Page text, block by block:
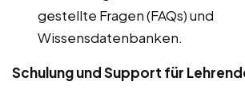
gestellte Fragen (FAQs) und
Wissensdatenbanken.
Schulung und Support für